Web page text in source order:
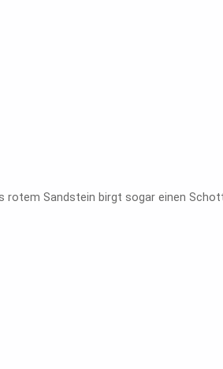
rotem Sandstein birgt sogar einen